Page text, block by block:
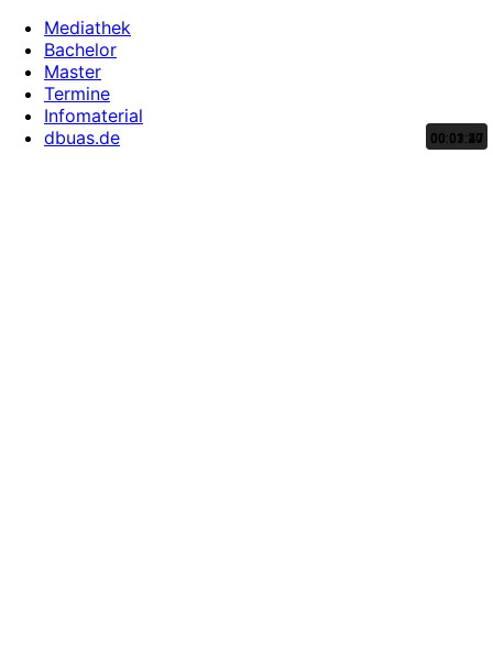
00:03:47
00:01:20
Mediathek
Bachelor
Master
Termine
Infomaterial
dbuas.de